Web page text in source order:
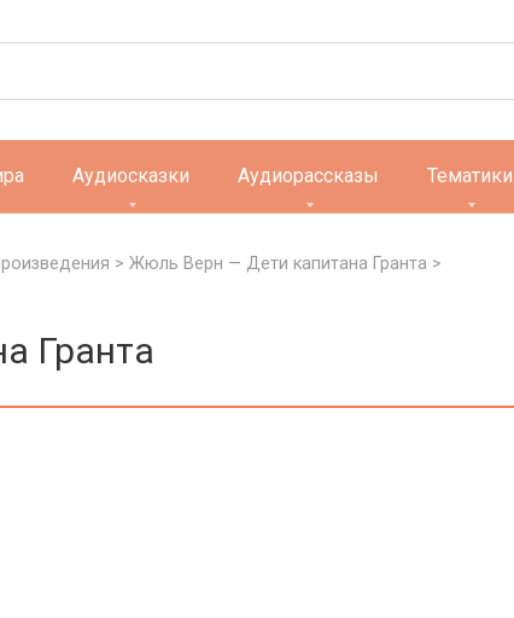
Аудиосказки Аудиорассказы Тематики
> Жюль Верн — Дети капитана Гранта >
Гранта